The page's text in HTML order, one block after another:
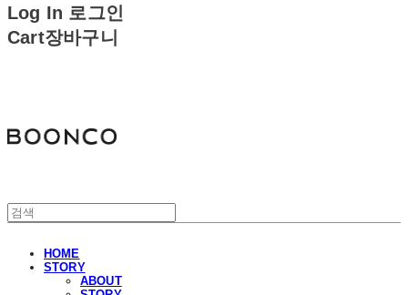
Log In 로그인
Cart장바구니
HOME
STORY
ABOUT